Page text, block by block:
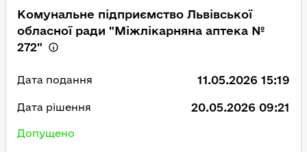
Комунальне підприємство Львівської
обласної ради "Міжлікарняна аптека №
272"
Дата подання 11.05.2026 15:19
Дата рішення 20.05.2026 09:21
Допущено